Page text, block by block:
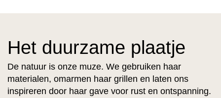
Het duurzame plaatje
De natuur is onze muze. We gebruiken haar
materialen, omarmen haar grillen en laten ons
inspireren door haar gave voor rust en ontspanning.